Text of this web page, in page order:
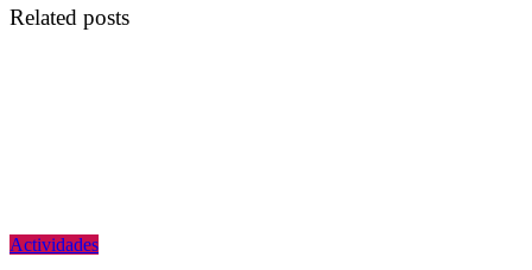
Related posts
Actividades